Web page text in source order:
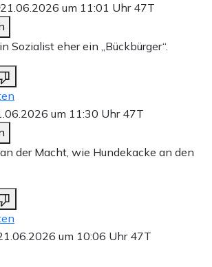
21.06.2026 um 11:01 Uhr 47T
Sozialist eher ein „Bückbürger“.
um 11:30 Uhr 47T
der Macht, wie Hundekacke an den
um 10:06 Uhr 47T